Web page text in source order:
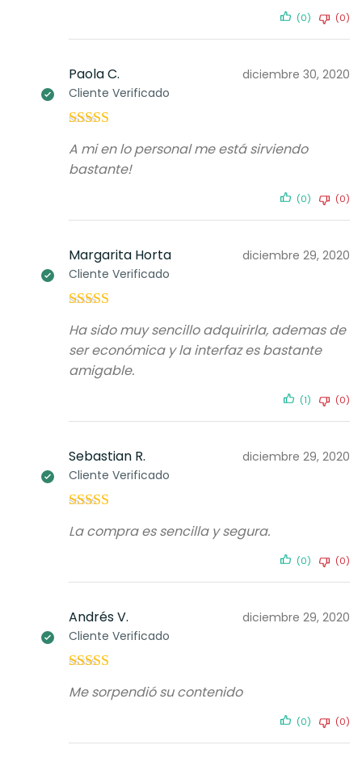
(0) (0)
Paola C.
Cliente Verificado
diciembre 30, 2020
5de 5
A mi en lo personal me está sirviendo
bastante!
(0) (0)
Margarita Horta
Cliente Verificado
diciembre 29, 2020
5de 5
Ha sido muy sencillo adquirirla, ademas de
ser económica y la interfaz es bastante
amigable.
(1) (0)
Sebastian R.
Cliente Verificado
diciembre 29, 2020
5de 5
La compra es sencilla y segura.
(0) (0)
Andrés V.
Cliente Verificado
diciembre 29, 2020
5de 5
Me sorpendió su contenido
(0) (0)